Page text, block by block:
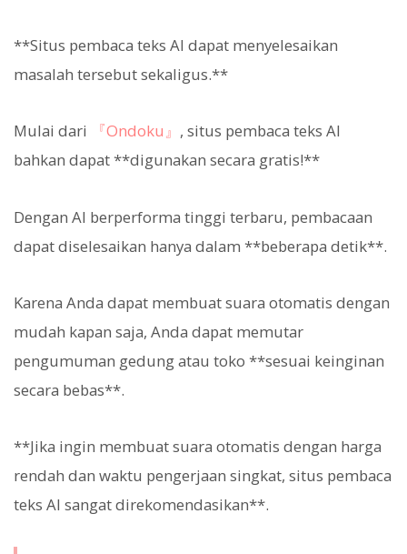
**Situs pembaca teks AI dapat menyelesaikan
masalah tersebut sekaligus.**
Mulai dari 『Ondoku』 , situs pembaca teks AI
bahkan dapat **digunakan secara gratis!**
Dengan AI berperforma tinggi terbaru, pembacaan
dapat diselesaikan hanya dalam **beberapa detik**.
Karena Anda dapat membuat suara otomatis dengan
mudah kapan saja, Anda dapat memutar
pengumuman gedung atau toko **sesuai keinginan
secara bebas**.
**Jika ingin membuat suara otomatis dengan harga
rendah dan waktu pengerjaan singkat, situs pembaca
teks AI sangat direkomendasikan**.